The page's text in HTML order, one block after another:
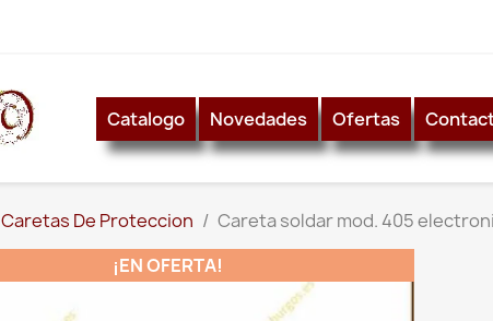
Catalogo Novedades Ofertas
Caretas De Proteccion
Careta soldar mod. 405
¡EN OFERTA!